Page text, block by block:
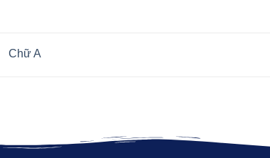
Chữ A